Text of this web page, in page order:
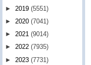
► 2019 (5551)
► 2020 (7041)
► 2021 (9014)
► 2022 (7935)
► 2023 (7731)